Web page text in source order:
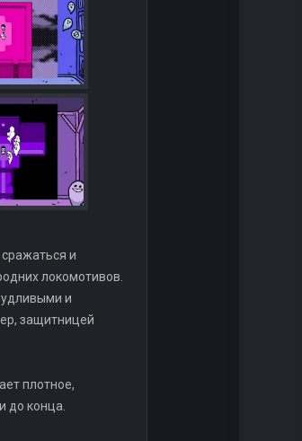
и
локомотивов.
и
защитницей
плотное,
до конца.